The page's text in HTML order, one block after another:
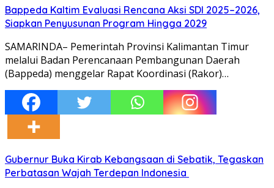
Bappeda Kaltim Evaluasi Rencana Aksi SDI 2025–2026,
Siapkan Penyusunan Program Hingga 2029
SAMARINDA– Pemerintah Provinsi Kalimantan Timur
melalui Badan Perencanaan Pembangunan Daerah
(Bappeda) menggelar Rapat Koordinasi (Rakor)…
Gubernur Buka Kirab Kebangsaan di Sebatik, Tegaskan
Perbatasan Wajah Terdepan Indonesia